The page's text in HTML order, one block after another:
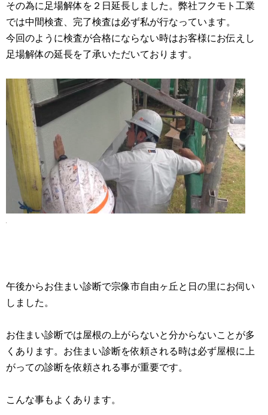
その為に足場解体を２日延長しました。弊社フクモト工業
では中間検査、完了検査は必ず私が行なっています。
今回のように検査が合格にならない時はお客様にお伝えし
足場解体の延長を了承いただいております。
午後からお住まい診断で宗像市自由ヶ丘と日の里にお伺い
しました。
お住まい診断では屋根の上がらないと分からないことが多
くあります。お住まい診断を依頼される時は必ず屋根に上
がっての診断を依頼される事が重要です。
こんな事もよくあります。